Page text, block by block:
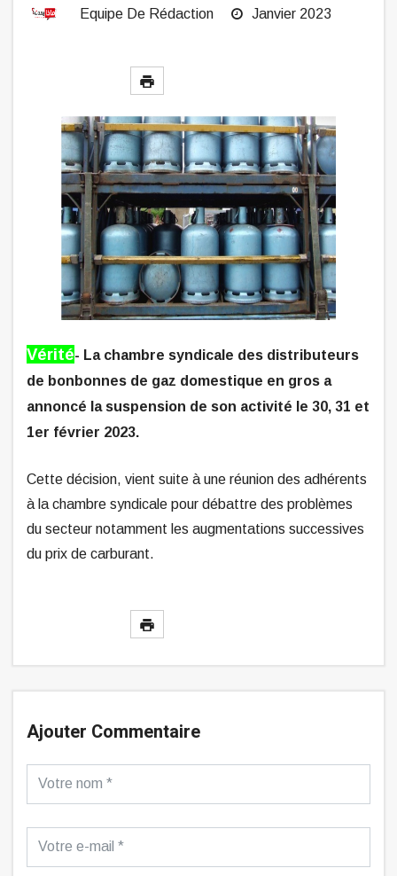
Equipe De Rédaction Janvier 2023
Vérité- La chambre syndicale des distributeurs
de bonbonnes de gaz domestique en gros a
annoncé la suspension de son activité le 30, 31 et
1er février 2023.
Cette décision, vient suite à une réunion des adhérents
à la chambre syndicale pour débattre des problèmes
du secteur notamment les augmentations successives
du prix de carburant.
Ajouter Commentaire